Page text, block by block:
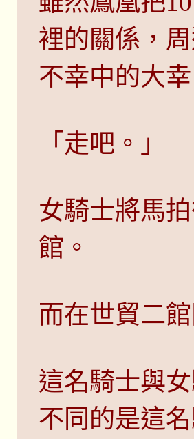
裡的關係，
不幸中的大幸
「走吧。」
女騎士將馬
館。
而在世貿二
這名騎士與
不同的是這